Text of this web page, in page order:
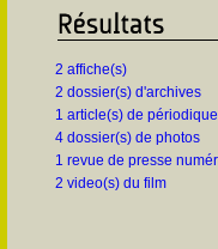
2 affiche(s)
2 dossier(s) d'archives
1 article(s) de
4 dossier(s) de photos
1 revue de presse
2 video(s) du film